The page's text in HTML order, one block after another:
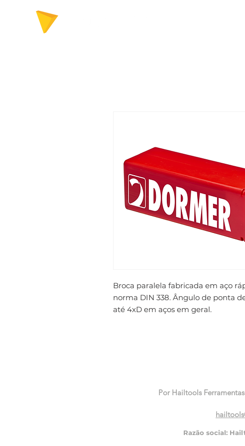
Broca paralela fabricada em aço
norma DIN 338. Ângulo de ponta
até 4xD em aços em geral.
Por Hailtools
Razão social: